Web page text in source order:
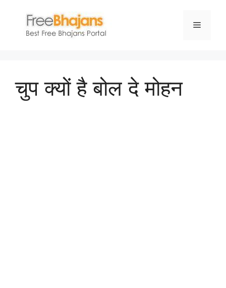
content
Menu
चुप क्यों है बोल दे मोहन